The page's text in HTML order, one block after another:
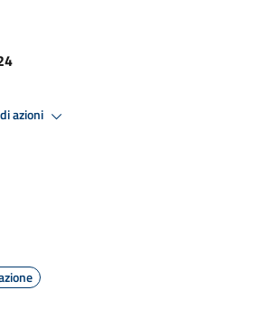
azioni